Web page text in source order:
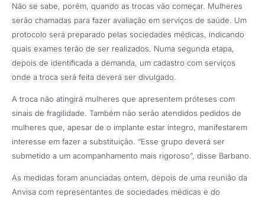
Não se sabe, porém, quando as trocas vão começar. Mulheres
serão chamadas para fazer avaliação em serviços de saúde. Um
protocolo será preparado pelas sociedades médicas, indicando
quais exames terão de ser realizados. Numa segunda etapa,
depois de identificada a demanda, um cadastro com serviços
onde a troca será feita deverá ser divulgado.
A troca não atingirá mulheres que apresentem próteses com
sinais de fragilidade. Também não serão atendidos pedidos de
mulheres que, apesar de o implante estar íntegro, manifestarem
interesse em fazer a substituição. “Esse grupo deverá ser
submetido a um acompanhamento mais rigoroso”, disse Barbano.
As medidas foram anunciadas ontem, depois de uma reunião da
Anvisa com representantes de sociedades médicas e do